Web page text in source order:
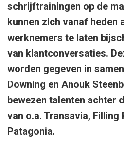
schrijftrainingen op de
kunnen zich vanaf heden
werknemers te laten
van klantconversaties.
worden gegeven in
Downing en Anouk
bewezen talenten achter
van o.a. Transavia, Filling
Patagonia.